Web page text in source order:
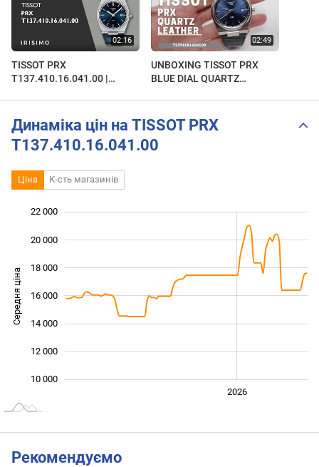
TISSOT PRX
T137.410.16.041.00 |
UNBOXING TISSOT PRX
BLUE DIAL QUARTZ
Динаміка цін на TISSOT PRX
T137.410.16.041.00
Ціна К-сть магазинів
Середня ціна 10 000
10 000
12 000
14 000
16 000
18 000
20 000
22 000
2026
Рекомендуємо